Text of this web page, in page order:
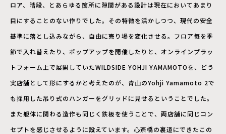
ロア、階段、とあらゆる箇所に隙間がある設計は現在においてあまり
目にすることのない作りでした。その特徴を活かしつつ、現代の安全
基準に落とし込みながら、自由に売り場を変化させる。フロア毎を季
節で入れ替えたり、ポップアップを開催したりと、オンラインプラッ
トフォーム上で展開していたWILDSIDE YOHJI YAMAMOTOを、どう
実店舗として形にするかと考えたのが、青山のYohji Yamamoto 2で
も採用した吊り式のハンガーをグリッドに見せるということでした。
また躯体に関わる造作も同じく鉄板を使うことで、両店舗に同じコン
セプトを感じさせるように設えています。心斎橋の裏道にできたこの